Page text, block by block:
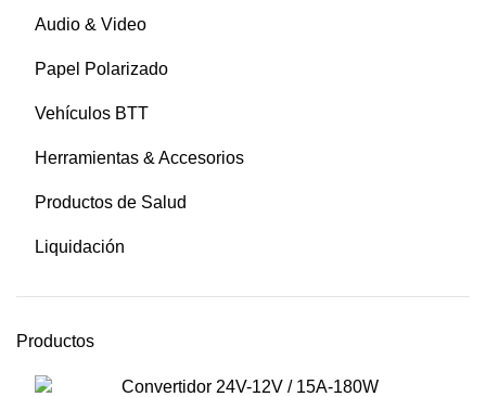
Audio & Video
Papel Polarizado
Vehículos BTT
Herramientas & Accesorios
Productos de Salud
Liquidación
Productos
Convertidor 24V-12V / 15A-180W